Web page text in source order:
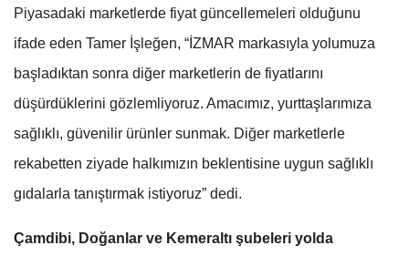
Piyasadaki marketlerde fiyat güncellemeleri olduğunu
ifade eden Tamer İşleğen, “İZMAR markasıyla yolumuza
başladıktan sonra diğer marketlerin de fiyatlarını
düşürdüklerini gözlemliyoruz. Amacımız, yurttaşlarımıza
sağlıklı, güvenilir ürünler sunmak. Diğer marketlerle
rekabetten ziyade halkımızın beklentisine uygun sağlıklı
gıdalarla tanıştırmak istiyoruz” dedi.
Çamdibi, Doğanlar ve Kemeraltı şubeleri yolda